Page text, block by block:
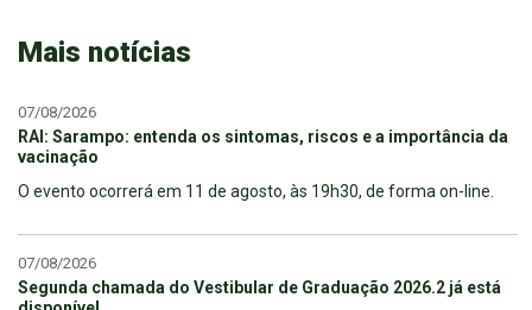
Mais notícias
07/08/2026
RAI: Sarampo: entenda os sintomas, riscos e a importância da
vacinação
O evento ocorrerá em 11 de agosto, às 19h30, de forma on-line.
07/08/2026
Segunda chamada do Vestibular de Graduação 2026.2 já está